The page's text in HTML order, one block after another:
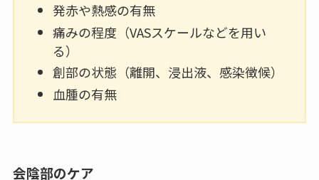
発赤や熱感の有無
痛みの程度（VASスケールなどを用い
る）
創部の状態（離開、浸出液、感染徴候）
血腫の有無
会陰部のケア